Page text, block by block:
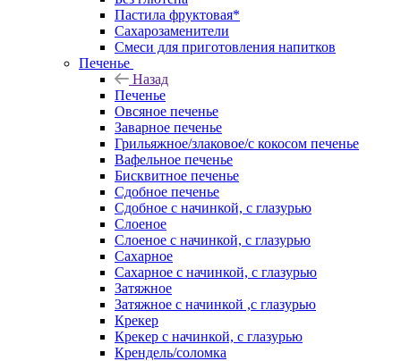
Пастила фруктовая*
Сахарозаменители
Смеси для приготовления напитков
Печенье
Назад
Печенье
Овсяное печенье
Заварное печенье
Грильяжное/злаковое/с кокосом печенье
Вафельное печенье
Бисквитное печенье
Сдобное печенье
Сдобное с начинкой, с глазурью
Слоеное
Слоеное с начинкой, с глазурью
Сахарное
Сахарное с начинкой, с глазурью
Затяжное
Затяжное с начинкой ,с глазурью
Крекер
Крекер с начинкой, с глазурью
Крендель/соломка